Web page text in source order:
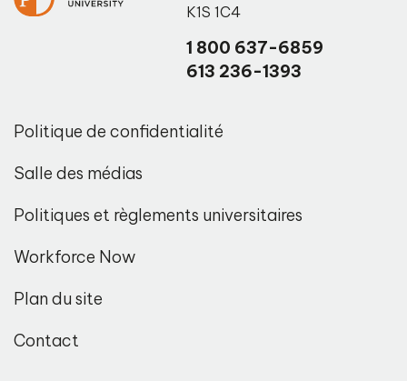
K1S 1C4
1 800 637-6859
613 236-1393
Politique de confidentialité
Salle des médias
Politiques et règlements universitaires
Workforce Now
Plan du site
Contact